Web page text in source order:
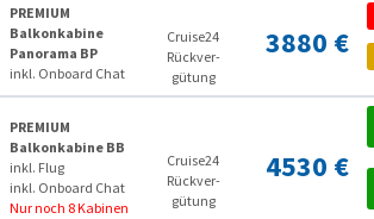
PREMIUM
Balkonkabine
Panorama BP
inkl. Onboard Chat
Cruise24
Rückver­
gütung
3880 €
PREMIUM
Balkonkabine BB
inkl. Flug
inkl. Onboard Chat
Nur noch 8 Kabinen
Cruise24
Rückver­
gütung
4530 €